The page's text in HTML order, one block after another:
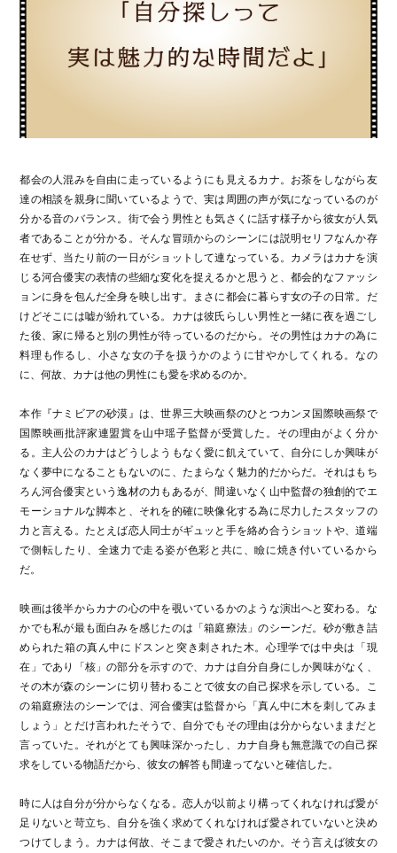
都会の人混みを自由に走っているようにも見えるカナ。お茶をしながら友
達の相談を親身に聞いているようで、実は周囲の声が気になっているのが
分かる音のバランス。街で会う男性とも気さくに話す様子から彼女が人気
者であることが分かる。そんな冒頭からのシーンには説明セリフなんか存
在せず、当たり前の一日がショットして連なっている。カメラはカナを演
じる河合優実の表情の些細な変化を捉えるかと思うと、都会的なファッシ
ョンに身を包んだ全身を映し出す。まさに都会に暮らす女の子の日常。だ
けどそこには嘘が紛れている。カナは彼氏らしい男性と一緒に夜を過ごし
た後、家に帰ると別の男性が待っているのだから。その男性はカナの為に
料理も作るし、小さな女の子を扱うかのように甘やかしてくれる。なの
に、何故、カナは他の男性にも愛を求めるのか。
本作『ナミビアの砂漠』は、世界三大映画祭のひとつカンヌ国際映画祭で
国際映画批評家連盟賞を山中瑶子監督が受賞した。その理由がよく分か
る。主人公のカナはどうしようもなく愛に飢えていて、自分にしか興味が
なく夢中になることもないのに、たまらなく魅力的だからだ。それはもち
ろん河合優実という逸材の力もあるが、間違いなく山中監督の独創的でエ
モーショナルな脚本と、それを的確に映像化する為に尽力したスタッフの
力と言える。たとえば恋人同士がギュッと手を絡め合うショットや、道端
で側転したり、全速力で走る姿が色彩と共に、瞼に焼き付いているから
だ。
映画は後半からカナの心の中を覗いているかのような演出へと変わる。な
かでも私が最も面白みを感じたのは「箱庭療法」のシーンだ。砂が敷き詰
められた箱の真ん中にドスンと突き刺された木。心理学では中央は「現
在」であり「核」の部分を示すので、カナは自分自身にしか興味がなく、
その木が森のシーンに切り替わることで彼女の自己探求を示している。こ
の箱庭療法のシーンでは、河合優実は監督から「真ん中に木を刺してみま
しょう」とだけ言われたそうで、自分でもその理由は分からないままだと
言っていた。それがとても興味深かったし、カナ自身も無意識での自己探
求をしている物語だから、彼女の解答も間違ってないと確信した。
時に人は自分が分からなくなる。恋人が以前より構ってくれなければ愛が
足りないと苛立ち、自分を強く求めてくれなければ愛されていないと決め
つけてしまう。カナは何故、そこまで愛されたいのか。そう言えば彼女の